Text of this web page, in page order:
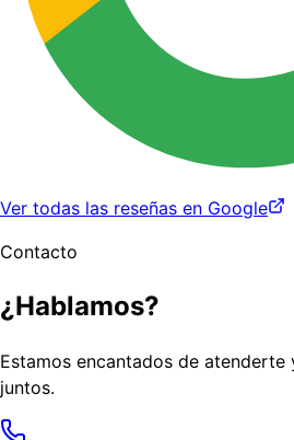
Ver todas las reseñas en Google
Contacto
¿Hablamos?
Estamos encantados de atenderte
juntos.